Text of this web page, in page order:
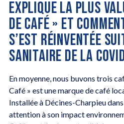
EXPLIQUE LA PLUS
DE CAFÉ » ET
S’EST RÉINVENTÉE
SANITAIRE DE LA
En moyenne, nous buvons trois
Café » est une marque de café
Installée à Décines-Charpieu
attention à son impact